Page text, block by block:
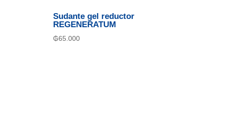
Sudante gel reductor
REGENERATUM
₲65.000